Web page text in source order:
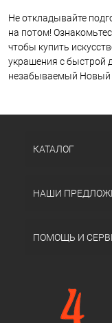
Не откладывайте
на потом!
чтобы купить
украшения с быстрой
незабываемый Новый
КАТАЛОГ
НАШИ
ПОМОЩЬ И